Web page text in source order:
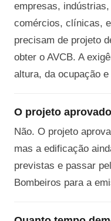
empresas,
comércios, clínicas,
precisam de projeto
obter o AVCB. A
altura, da ocupação
O projeto
Não. O projeto
mas a edificação
previstas e passar
Bombeiros para a